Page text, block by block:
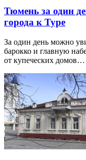
Тюмень за один
города к Туре
За один день можно
барокко и главную
от купеческих домов…